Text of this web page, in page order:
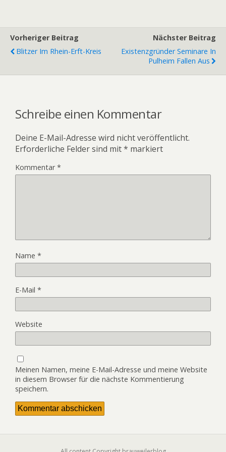
Vorheriger Beitrag
Blitzer Im Rhein-Erft-Kreis
Nächster Beitrag
Existenzgründer Seminare In
Pulheim Fallen Aus
Schreibe einen Kommentar
Deine E-Mail-Adresse wird nicht veröffentlicht.
Erforderliche Felder sind mit* markiert
Kommentar*
Name *
E-Mail *
Website
Meinen Namen, meine E-Mail-Adresse und meine Website
in diesem Browser für die nächste Kommentierung
speichern.